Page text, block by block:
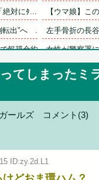
絶対にﾀ...
出”へ　...
報奨金約3...
ベンチへ帰...
を助長し世...
【ウマ娘】こ
左手骨折の長
女性が警察署
19歳美少女モ
Powered by
てしまった
ールズ
コメント(3)
ID:zy.2d.L1